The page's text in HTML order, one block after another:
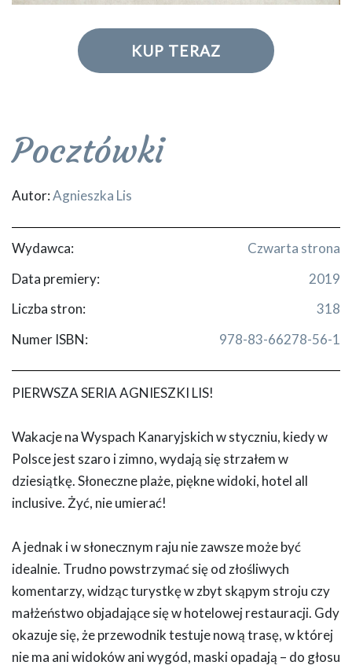
KUP TERAZ
Pocztówki
Autor:Agnieszka Lis
Wydawca:
Data premiery:
Liczba stron:
Numer ISBN:
Czwarta strona
2019
318
978-83-66278-56-1
PIERWSZA SERIA AGNIESZKI LIS!
Wakacje na Wyspach Kanaryjskich w styczniu, kiedy w
Polsce jest szaro i zimno, wydają się strzałem w
dziesiątkę. Słoneczne plaże, piękne widoki, hotel all
inclusive. Żyć, nie umierać!
A jednak i w słonecznym raju nie zawsze może być
idealnie. Trudno powstrzymać się od złośliwych
komentarzy, widząc turystkę w zbyt skąpym stroju czy
małżeństwo objadające się w hotelowej restauracji. Gdy
okazuje się, że przewodnik testuje nową trasę, w której
nie ma ani widoków ani wygód, maski opadają – do głosu